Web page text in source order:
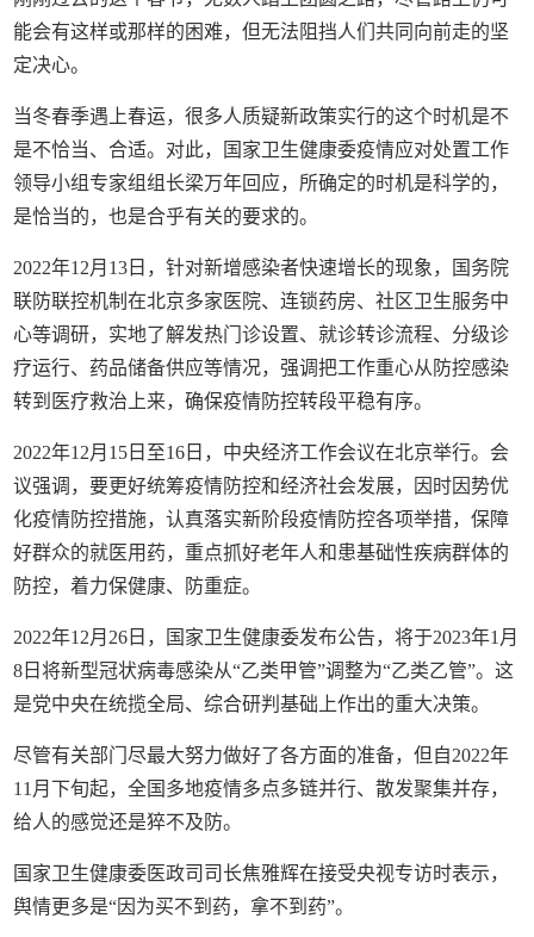
能会有这样或那样的困难，但无法阻挡人们共同向前走的坚
定决心。
当冬春季遇上春运，很多人质疑新政策实行的这个时机是不
是不恰当、合适。对此，国家卫生健康委疫情应对处置工作
领导小组专家组组长梁万年回应，所确定的时机是科学的，
是恰当的，也是合乎有关的要求的。
2022年12月13日，针对新增感染者快速增长的现象，国务院
联防联控机制在北京多家医院、连锁药房、社区卫生服务中
心等调研，实地了解发热门诊设置、就诊转诊流程、分级诊
疗运行、药品储备供应等情况，强调把工作重心从防控感染
转到医疗救治上来，确保疫情防控转段平稳有序。
2022年12月15日至16日，中央经济工作会议在北京举行。会
议强调，要更好统筹疫情防控和经济社会发展，因时因势优
化疫情防控措施，认真落实新阶段疫情防控各项举措，保障
好群众的就医用药，重点抓好老年人和患基础性疾病群体的
防控，着力保健康、防重症。
2022年12月26日，国家卫生健康委发布公告，将于2023年1月
8日将新型冠状病毒感染从“乙类甲管”调整为“乙类乙管”。这
是党中央在统揽全局、综合研判基础上作出的重大决策。
尽管有关部门尽最大努力做好了各方面的准备，但自2022年
11月下旬起，全国多地疫情多点多链并行、散发聚集并存，
给人的感觉还是猝不及防。
国家卫生健康委医政司司长焦雅辉在接受央视专访时表示，
舆情更多是“因为买不到药，拿不到药”。